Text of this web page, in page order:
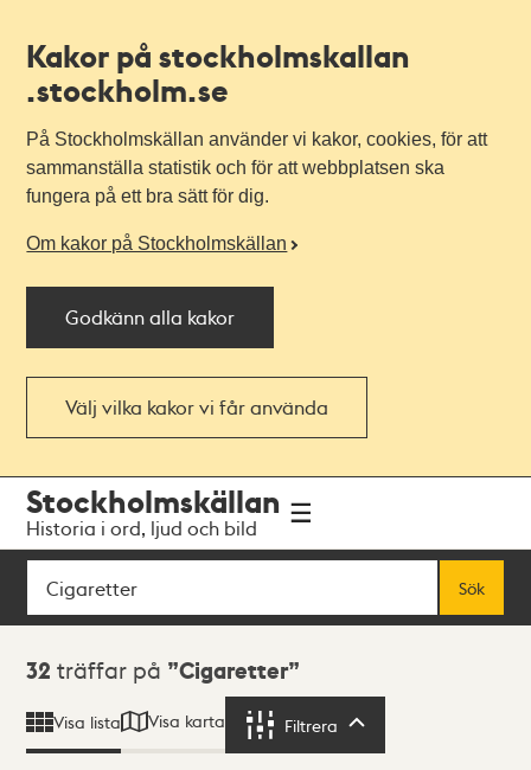
Kakor på stockholmskallan
.stockholm.se
På Stockholmskällan använder vi kakor, cookies, för att
sammanställa statistik och för att webbplatsen ska
fungera på ett bra sätt för dig.
Om kakor på Stockholmskällan
Godkänn alla kakor
Välj vilka kakor vi får använda
navigationen
huvudinnehållet
Stockholmskällan
Historia i ord, ljud och bild
Sök
Sök
Sökresultat
32 träffar på Cigaretter
Visa lista Visa karta Filtrera